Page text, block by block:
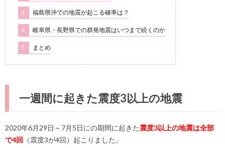
3. 福島県沖での地震が起こる確率は？
4. 岐阜県・長野県での群発地震はいつまで続くのか
5. まとめ
一週間に起きた震度3以上の地震
2020年6月29日～7月5日にの期間に起きた震度3以上の地震は全部
で4回
（震度3が4回）起こりました。